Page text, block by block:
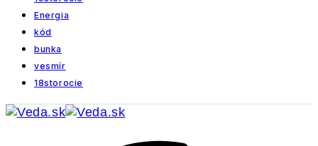
Energia
kód
bunka
vesmír
18storocie